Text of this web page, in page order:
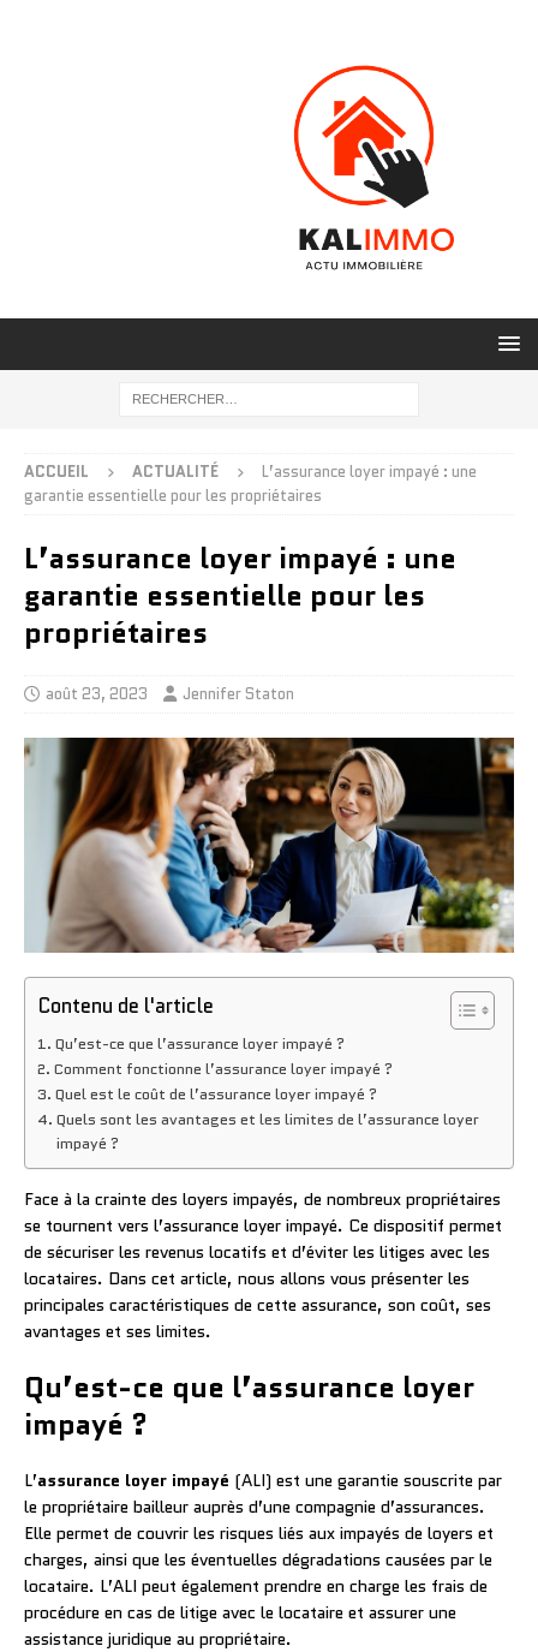
ACCUEIL ACTUALITÉ
L’assurance loyer impayé : une
garantie essentielle pour les propriétaires
L’assurance loyer impayé : une
garantie essentielle pour les
propriétaires
août 23, 2023 Jennifer Staton
Contenu de l'article
Qu’est-ce que l’assurance loyer impayé ?
Comment fonctionne l’assurance loyer impayé ?
Quel est le coût de l’assurance loyer impayé ?
Quels sont les avantages et les limites de l’assurance loyer
impayé ?
Face à la crainte des loyers impayés, de nombreux propriétaires
se tournent vers l’assurance loyer impayé. Ce dispositif permet
de sécuriser les revenus locatifs et d’éviter les litiges avec les
locataires. Dans cet article, nous allons vous présenter les
principales caractéristiques de cette assurance, son coût, ses
avantages et ses limites.
Qu’est-ce que l’assurance loyer
impayé ?
L’assurance loyer impayé (ALI) est une garantie souscrite par
le propriétaire bailleur auprès d’une compagnie d’assurances.
Elle permet de couvrir les risques liés aux impayés de loyers et
charges, ainsi que les éventuelles dégradations causées par le
locataire. L’ALI peut également prendre en charge les frais de
procédure en cas de litige avec le locataire et assurer une
assistance juridique au propriétaire.